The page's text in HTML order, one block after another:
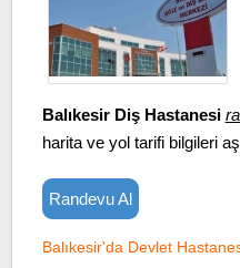
Balıkesir Diş Hastanesi
harita ve yol tarifi bilgileri
Randevu Al
Balıkesir'da Devlet